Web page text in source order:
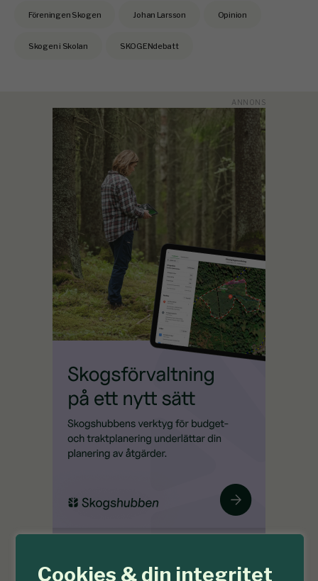
Cookies & din integritet
Föreningen Skogen Johan Larsson Opinion
Skogen i Skolan SKOGENdebatt